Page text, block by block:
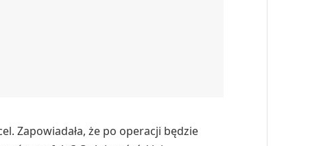
Zapowiadała, że po operacji będzie